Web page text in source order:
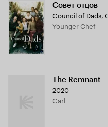
Совет отцов
Council of Dads,
Younger Chef
The Remnant
2020
Carl